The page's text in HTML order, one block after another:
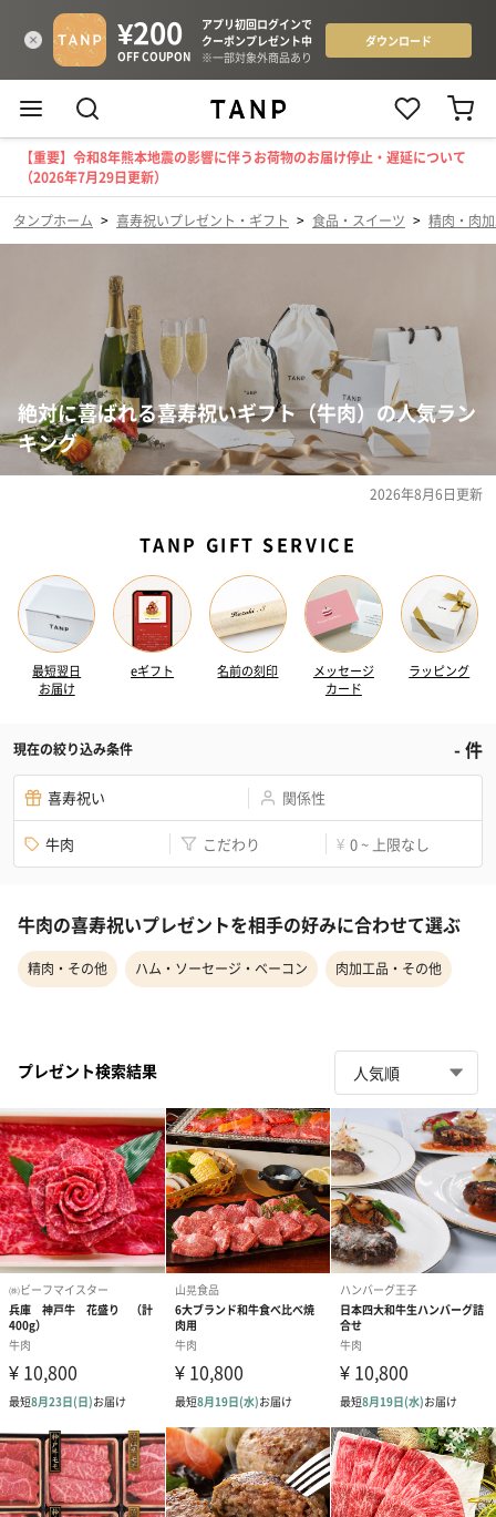
【重要】令和8年熊本地震の影響に伴うお荷物のお届け停止・遅延について
（2026年7月29日更新）
タンプホーム > 喜寿祝いプレゼント・ギフト > 食品・スイーツ > 精肉・肉
絶対に喜ばれる喜寿祝いギフト（牛肉）の人気ラン
キング
2026年8月6日更新
TANP GIFT SERVICE
最短翌日
お届け
eギフト 名前の刻印
メッセージ
カード
ラッピング
現在の絞り込み条件 -件
喜寿祝い 関係性
牛肉 こだわり ¥ 0 ~ 上限なし
牛肉の喜寿祝いプレゼントを相手の好みに合わせて選ぶ
精肉・その他 ハム・ソーセージ・ベーコン 肉加工品・その他
プレゼント検索結果